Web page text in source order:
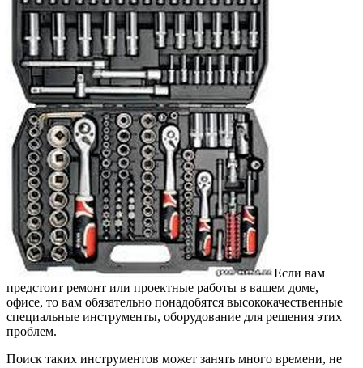
Если вам
предстоит ремонт или проектные работы в вашем доме,
офисе, то вам обязательно понадобятся высококачественные
специальные инструменты, оборудование для решения этих
проблем.
Поиск таких инструментов может занять много времени, не